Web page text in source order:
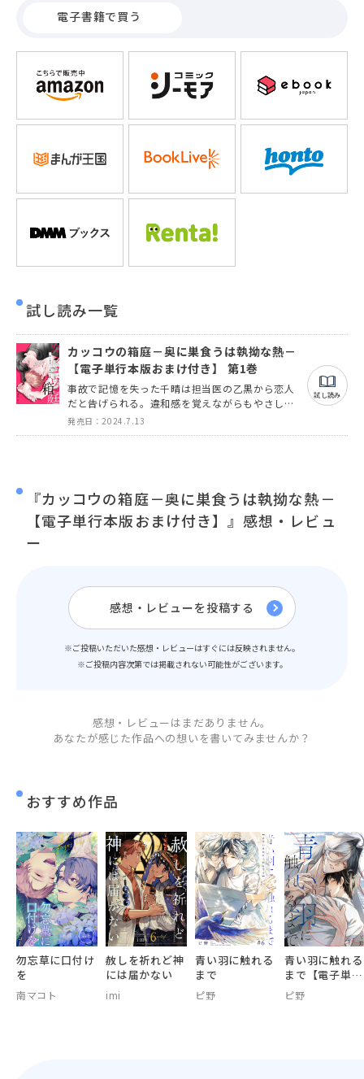
単行本版として収録したものです。◇電子単行本版限定の描
電子書籍で買う
試し読み一覧
カッコウの箱庭－奥に巣食うは執拗な熱－
【電子単行本版おまけ付き】 第1巻
事故で記憶を失った千晴は担当医の乙黒から恋人
だと告げられる。違和感を覚えながらもやさしい
乙黒に惹かれ始めるのだが…
発売日：2024.7.13
試し読み
『カッコウの箱庭－奥に巣食うは執拗な熱－
【電子単行本版おまけ付き】』感想・レビュ
ー
感想・レビューを投稿する
※ご投稿いただいた感想・レビューはすぐには反映されません。
※ご投稿内容次第では掲載されない可能性がございます。
感想・レビューはまだありません。
あなたが感じた作品への想いを書いてみませんか？
おすすめ作品
勿忘草に口付け
を
南マコト
赦しを祈れど神
には届かない
imi
青い羽に触れる
まで
ピ野
青い羽に触れる
まで【電子単行
本版おまけ付
き】
ピ野